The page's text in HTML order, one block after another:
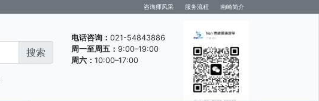
咨询师风采 服务流程 南崎简介
电话咨询： 021-54843886
周一至周五： 9:00–19:00
周六： 10:00–17:00